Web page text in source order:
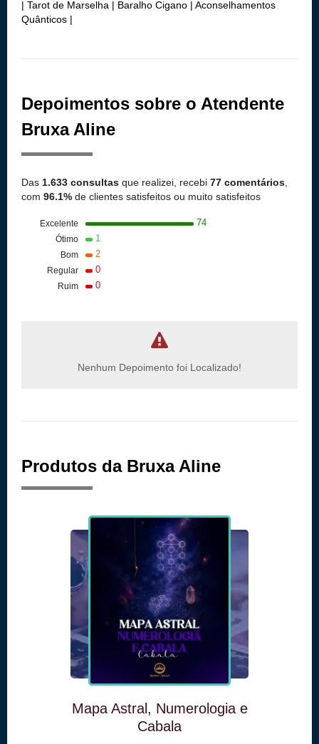
| Tarot de Marselha | Baralho Cigano | Aconselhamentos
Quânticos |
Depoimentos sobre o Atendente
Bruxa Aline
Das 1.633 consultas que realizei, recebi 77 comentários
com 96.1% de clientes satisfeitos ou muito satisfeitos
Excelente 74
Ótimo 1
Bom 2
Regular 0
Ruim 0
Nenhum Depoimento foi Localizado!
Produtos da Bruxa Aline
Mapa Astral, Numerologia e
Cabala